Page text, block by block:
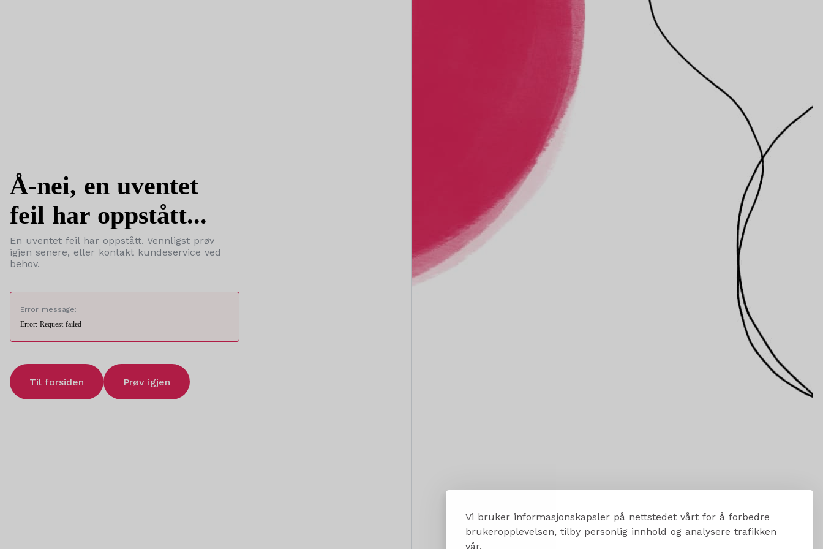
Vi bruker informasjonskapsler på nettstedet vårt for å forbedre
brukeropplevelsen, tilby personlig innhold og analysere trafikken
vår.
Å-nei, en uventet
feil har oppstått...
En uventet feil har oppstått. Vennligst prøv
igjen senere, eller kontakt kundeservice ved
behov.
Error message:
Error: Request failed
Til forsiden Prøv igjen